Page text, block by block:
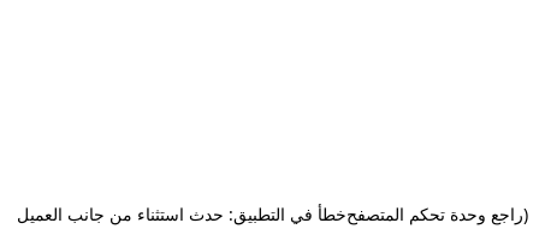
خطأ في التطبيق: حدث استثناء من جانب العميل(راجع وحدة تحكم المتصفح